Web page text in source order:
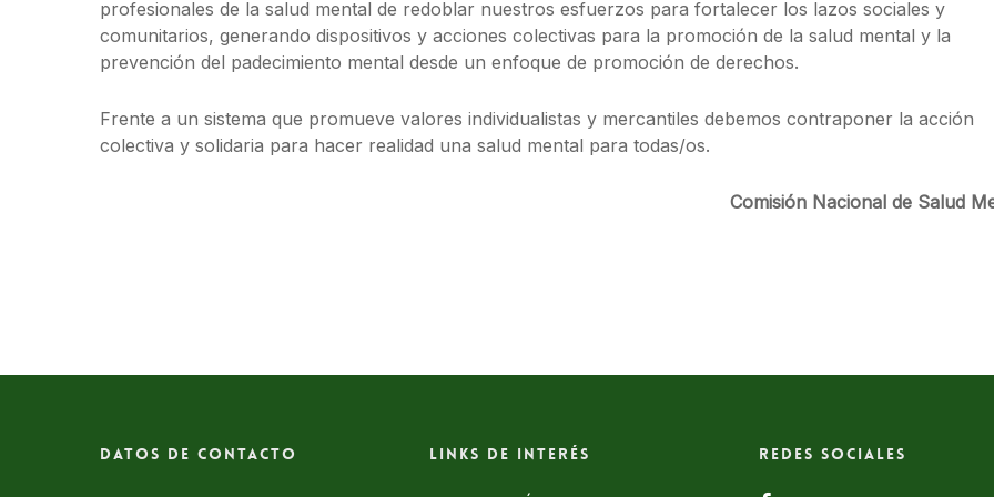
profesionales de la salud mental de redoblar nuestros esfuerzos para fortalecer los lazos sociales y
comunitarios, generando dispositivos y acciones colectivas para la promoción de la salud mental y la
prevención del padecimiento mental desde un enfoque de promoción de derechos.
Frente a un sistema que promueve valores individualistas y mercantiles debemos contraponer la acción
colectiva y solidaria para hacer realidad una salud mental para todas/os.
Comisión Nacional de Salud
Datos de contacto Links de interés Redes Sociales